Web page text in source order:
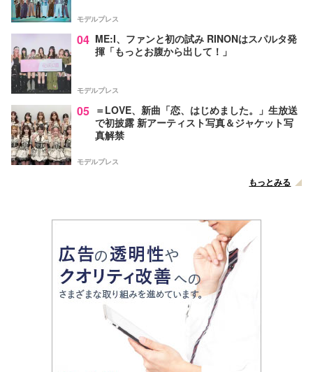
モデルプレス
04 ME:I、ファンと初の試み RINONはスパルタ発
揮「もっとお腹から出して！」
モデルプレス
05 ＝LOVE、新曲「恋、はじめました。」生放送
で初披露 新アーティスト写真＆ジャケット写
真解禁
モデルプレス
もっとみる